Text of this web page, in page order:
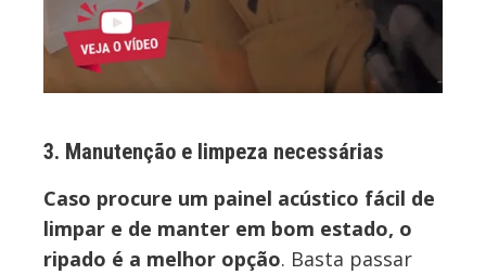
3. Manutenção e limpeza necessárias
Caso procure um painel acústico fácil de
limpar e de manter em bom estado, o
ripado é a melhor opção. Basta passar